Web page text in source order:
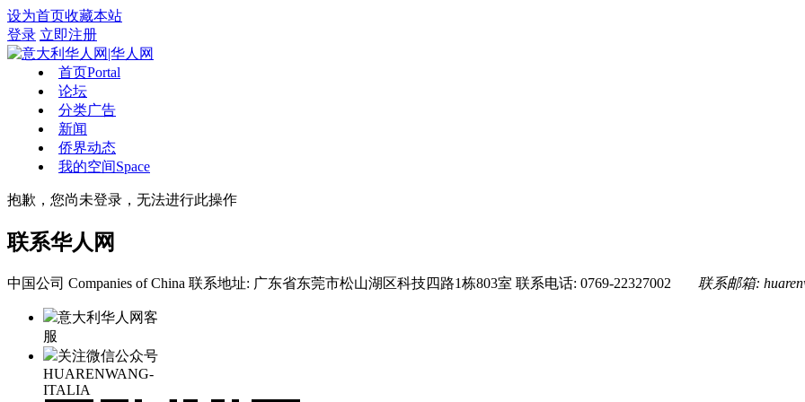
设为首页收藏本站
登录 立即注册
首页Portal
论坛
分类广告
新闻
侨界动态
我的空间Space
抱歉，您尚未登录，无法进行此操作
联系华人网
中国公司 Companies of China 联系地址: 广东省东莞市松山湖区科技四路1栋803室 联系电话: 0769-22327002 联系邮箱:
意大利华人网客
服
关注微信公众号
HUARENWANG-
ITALIA